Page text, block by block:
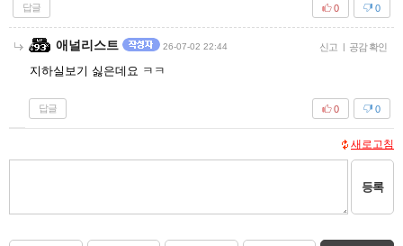
답글 0
0
애널리스트 26-07-02 22:44 신고 | 공감 확인
지하실보기 싫은데요 ㅋㅋ
답글 0
0
새로고침
등록